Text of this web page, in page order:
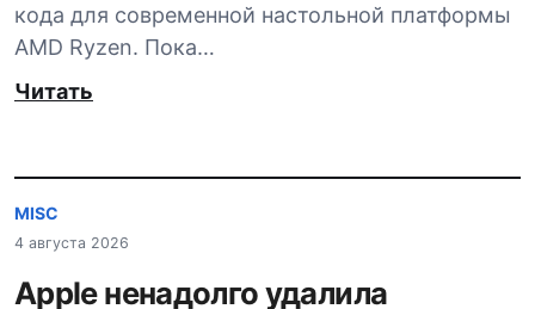
кода для современной настольной платформы
AMD Ryzen. Пока…
Читать
MISC
4 августа 2026
Apple ненадолго удалила